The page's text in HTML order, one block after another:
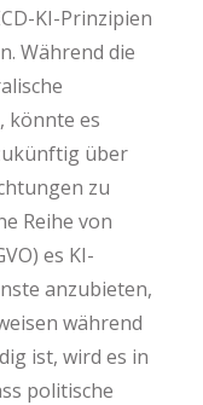
KI-Prinzipien
Während die
könnte es
über
zu
Reihe von
es KI-
anzubieten,
während
ist, wird es in
politische